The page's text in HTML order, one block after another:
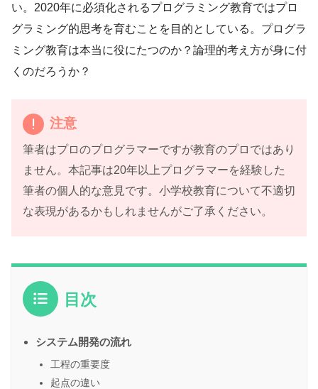
い。2020年に必須化されるプログラミング教育ではプロ
グラミング的思考を育むことを目的としている。プログラ
ミング教育は本当に役にたつのか？論理的考え方が身に付
くのだろうか？
注意
筆者はプロのプログラマーですが教育のプロではあり
ません。本記事は20年以上プログラマーを経験した
筆者の個人的な意見です。小学校教育について不適切
な表現があるかもしれませんがご了承ください。
目次
システム開発の流れ
工程の重要度
起点の違い